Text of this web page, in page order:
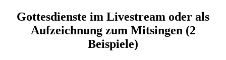
Gottesdienste im Livestream oder als
Aufzeichnung zum Mitsingen (2
Beispiele)